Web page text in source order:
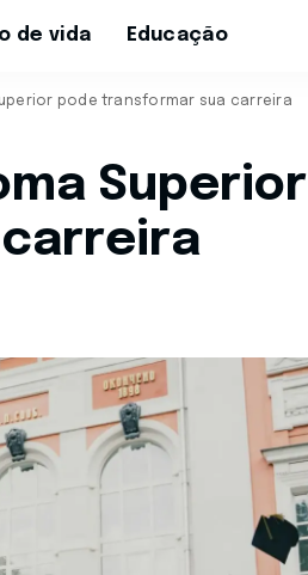
de vida Educação
pode transformar sua carreira
Superior